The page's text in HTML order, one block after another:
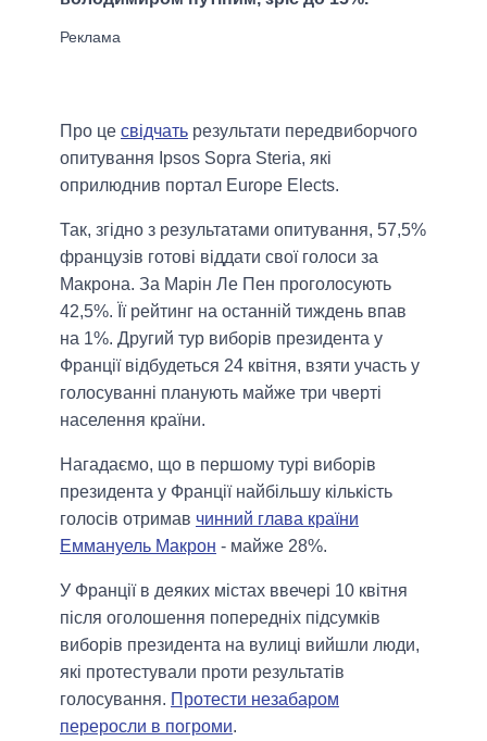
Про це свідчать результати передвиборчого
опитування Ipsos Sopra Steria, які
оприлюднив портал Europe Elects.
Так, згідно з результатами опитування, 57,5%
французів готові віддати свої голоси за
Макрона. За Марін Ле Пен проголосують
42,5%. Її рейтинг на останній тиждень впав
на 1%. Другий тур виборів президента у
Франції відбудеться 24 квітня, взяти участь у
голосуванні планують майже три чверті
населення країни.
Нагадаємо, що в першому турі виборів
президента у Франції найбільшу кількість
голосів отримав чинний глава країни
Еммануель Макрон - майже 28%.
У Франції в деяких містах ввечері 10 квітня
після оголошення попередніх підсумків
виборів президента на вулиці вийшли люди,
які протестували проти результатів
голосування. Протести незабаром
переросли в погроми.